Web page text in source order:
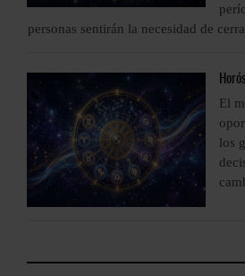
personas sentirán la necesidad de
El
los